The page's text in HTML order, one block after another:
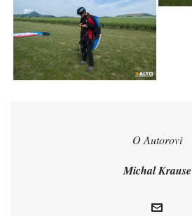
O Autorovi
Michal Krause